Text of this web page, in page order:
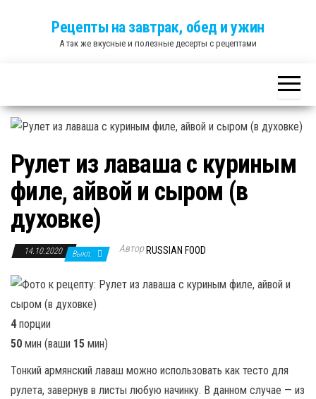
Рецепты на завтрак, обед и ужин
А так же вкусные и полезные десерты с рецептами
Рулет из лаваша с куриным
филе, айвой и сыром (в
духовке)
14.10.2020 Выкл. Автор RUSSIAN FOOD
4порции
50 мин (ваши 15 мин)
Тонкий армянский лаваш можно использовать как тесто для
рулета, завернув в листы любую начинку. В данном случае — из